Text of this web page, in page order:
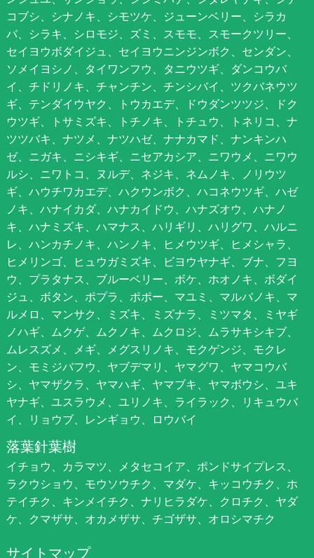
コブシ、シナノキ、シモツケ、ジューンベリー、シラカ
バ、シラキ、シロモジ、ズミ、スモモ、スモークツリー、
セイヨウボダイジュ、セイヨウニンジンボク、センダン、
ソメイヨシノ、タイワンフウ、タニウツギ、ダンコウバ
イ、チドリノキ、チャンチン、チンシバイ、ツクバネウツ
ギ、テンダイウヤク、トウカエデ、ドウダンツツジ、ドク
ウツギ、トサミズキ、トチノキ、トチュウ、トネリコ、ナ
ツツバキ、ナツメ、ナツハゼ、ナナカマド、ナンキンハ
ゼ、ニガキ、ニシキギ、ニセアカシア、ニワウメ、ニワウ
ルシ、ニワトコ、ヌルデ、ネジキ、ネムノキ、ノリウツ
ギ、ハウチワカエデ、ハクウンボク、ハコネウツギ、ハゼ
ノキ、ハナイカダ、ハナカイドウ、ハナズオウ、ハナノ
キ、ハナミズキ、ハマナス、ハリギリ、ハリグワ、ハルニ
レ、ハンカチノキ、ハンノキ、ヒメウツギ、ヒメシャラ、
ヒメリンゴ、ヒュウガミズキ、ビヨウヤナギ、ブナ、フヨ
ウ、プラタナス、ブルーベリー、ボケ、ホオノキ、ボダイ
ジュ、ボタン、ポプラ、ポポー、マユミ、マルバノキ、マ
ルメロ、マンサク、ミズキ、ミズナラ、ミツマタ、ミヤギ
ノハギ、ムクゲ、ムクノキ、ムクロジ、ムラサキシキブ、
ムレスズメ、メギ、メグスリノキ、モクゲンジ、モクレ
ン、モミジバフウ、ヤブデマリ、ヤマグワ、ヤマコウバ
シ、ヤマザクラ、ヤマハギ、ヤマブキ、ヤマボウシ、ユキ
ヤナギ、ユスラウメ、ユリノキ、ライラック、リキュウバ
イ、リョウブ、レンギョウ、ロウバイ
落葉針葉樹
イチョウ、カラマツ、メタセコイア、ポンドサイプレス、
ラクウショウ、モウソウチク、マダケ、キッコウチク、ホ
テイチク、キンメイチク、ナリヒラダケ、クロチク、ヤダ
ケ、クマザサ、オカメザサ、チゴザサ、オロシマチク
サイトマップ